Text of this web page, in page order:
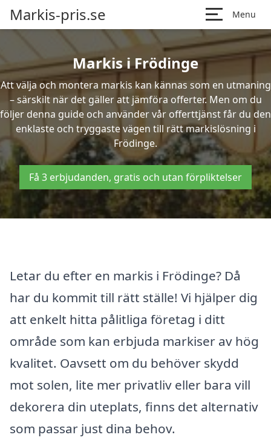
Markis-pris.se Menu
Markis i Frödinge
Att välja och montera markis kan kännas som en utmaning
– särskilt när det gäller att jämföra offerter. Men om du
följer denna guide och använder vår offerttjänst får du den
enklaste och tryggaste vägen till rätt markislösning i
Frödinge.
Få 3 erbjudanden, gratis och utan förpliktelser
Letar du efter en markis i Frödinge? Då
har du kommit till rätt ställe! Vi hjälper dig
att enkelt hitta pålitliga företag i ditt
område som kan erbjuda markiser av hög
kvalitet. Oavsett om du behöver skydd
mot solen, lite mer privatliv eller bara vill
dekorera din uteplats, finns det alternativ
som passar just dina behov.